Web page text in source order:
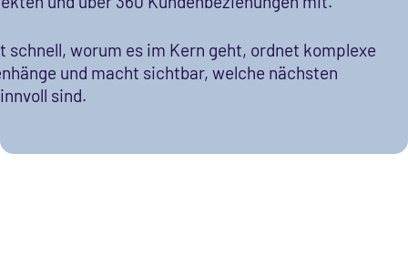
schnell, worum es im Kern geht, ordnet komplexe
und macht sichtbar, welche nächsten
sind.